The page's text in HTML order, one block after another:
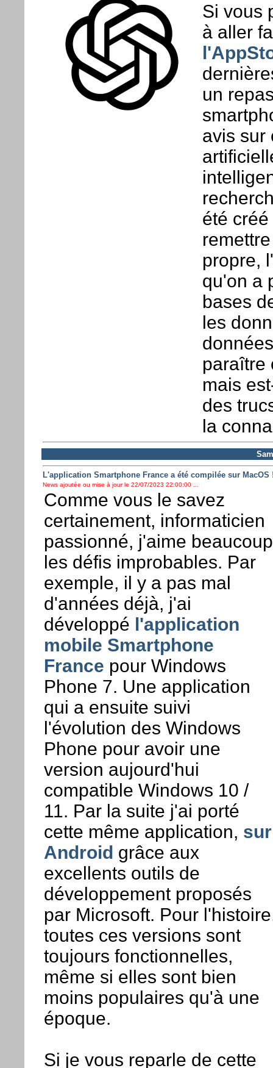
Si vous
à aller
un
avis sur
été
propre,
qu'on a
bases
les
paraître
mais
des
la
L'application Smartphone France a été compilée sur MacOS
News ajoutée ou mise à jour le 22/07/2023 22:00:00 ...
Comme vous le savez
certainement, informaticien
passionné, j'aime beaucoup
les défis improbables. Par
exemple, il y a pas mal
d'années déjà, j'ai
développé l'application
mobile Smartphone
France pour Windows
Phone 7. Une application
qui a ensuite suivi
l'évolution des Windows
Phone pour avoir une
version aujourd'hui
compatible Windows 10 /
11. Par la suite j'ai porté
cette même application, sur
Android grâce aux
excellents outils de
développement proposés
par Microsoft. Pour
toutes ces versions sont
toujours fonctionnelles,
même si elles sont bien
moins populaires qu'à une
époque.
Si je vous reparle de cette